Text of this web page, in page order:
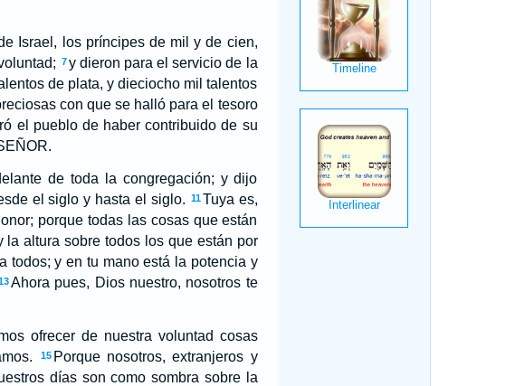
Israel, los príncipes de mil y de cien,
7y dieron para el servicio de la
de plata, y dieciocho mil talentos
con que se halló para el tesoro
el pueblo de haber contribuido de su
de toda la congregación; y dijo
el siglo y hasta el siglo. 11Tuya es,
porque todas las cosas que están
altura sobre todos los que están por
todos; y en tu mano está la potencia y
Ahora pues, Dios nuestro, nosotros te
ofrecer de nuestra voluntad cosas
15 Porque nosotros, extranjeros y
días son como sombra sobre la